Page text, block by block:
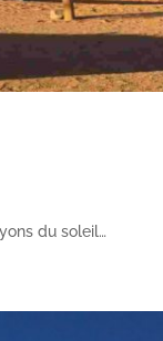
du soleil…